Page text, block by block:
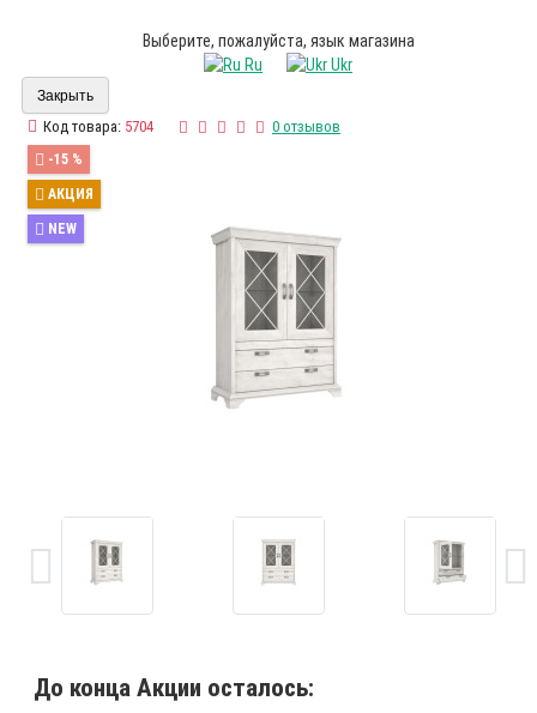
Выберите, пожалуйста, язык магазина
Ru
Ukr
Закрыть
Код товара: 5704 0 отзывов
-15 %
АКЦИЯ
NEW
До конца Акции осталось: